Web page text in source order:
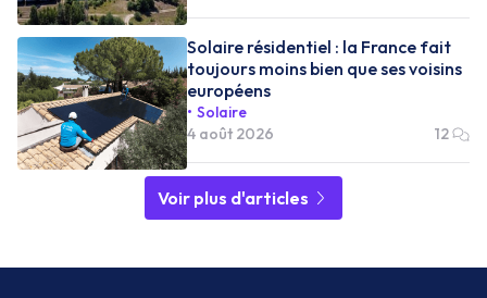
Solaire résidentiel : la France fait
toujours moins bien que ses voisins
européens
Solaire
4 août 2026
12
Voir plus d'articles